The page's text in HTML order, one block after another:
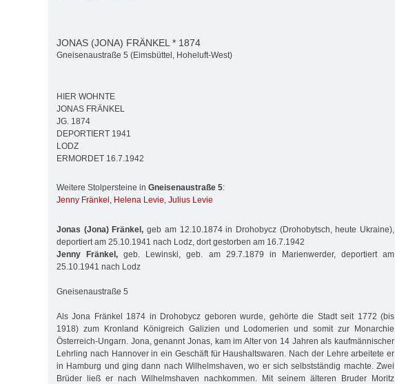
JONAS (JONA) FRÄNKEL * 1874
Gneisenaustraße 5 (Eimsbüttel, Hoheluft-West)
HIER WOHNTE
JONAS FRÄNKEL
JG. 1874
DEPORTIERT 1941
LODZ
ERMORDET 16.7.1942
Weitere Stolpersteine in Gneisenaustraße 5:
Jenny Fränkel , Helena Levie, Julius Levie
Jonas (Jona) Fränkel, geb am 12.10.1874 in Drohobycz (Drohobytsch, heute Ukraine),
deportiert am 25.10.1941 nach Lodz, dort gestorben am 16.7.1942
Jenny Fränkel, geb. Lewinski, geb. am 29.7.1879 in Marienwerder, deportiert am
25.10.1941 nach Lodz
Gneisenaustraße 5
Als Jona Fränkel 1874 in Drohobycz geboren wurde, gehörte die Stadt seit 1772 (bis
1918) zum Kronland Königreich Galizien und Lodomerien und somit zur Monarchie
Österreich-Ungarn. Jona, genannt Jonas, kam im Alter von 14 Jahren als kaufmännischer
Lehrling nach Hannover in ein Geschäft für Haushaltswaren. Nach der Lehre arbeitete er
in Hamburg und ging dann nach Wilhelmshaven, wo er sich selbstständig machte. Zwei
Brüder ließ er nach Wilhelmshaven nachkommen. Mit seinem älteren Bruder Moritz